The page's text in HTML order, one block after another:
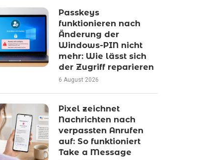
Passkeys
funktionieren nach
Änderung der
Windows-PIN nicht
mehr: Wie lässt sich
der Zugriff reparieren
6 August 2026
Pixel zeichnet
Nachrichten nach
verpassten Anrufen
auf: So funktioniert
Take a Message